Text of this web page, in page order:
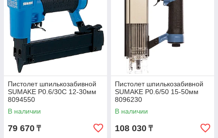
Пистолет шпилькозабивной
SUMAKE P0.6/30C 12-30мм
8094550
В наличии
79 670 ₸
Пистолет шпилькозабивной
SUMAKE P0.6/50 15-50мм
8096230
В наличии
108 030 ₸